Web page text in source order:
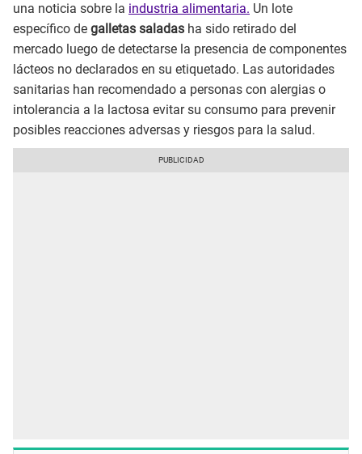
una noticia sobre la industria alimentaria. Un lote
específico de galletas saladas ha sido retirado del
mercado luego de detectarse la presencia de componentes
lácteos no declarados en su etiquetado. Las autoridades
sanitarias han recomendado a personas con alergias o
intolerancia a la lactosa evitar su consumo para prevenir
posibles reacciones adversas y riesgos para la salud.